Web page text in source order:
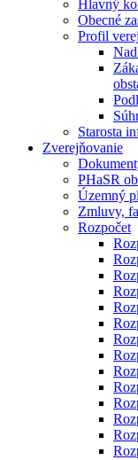
Hlavný
Obecné
Profil
Starosta
Zverejňovanie
PHaSR
Územný
Zmluvy,
Rozpočet